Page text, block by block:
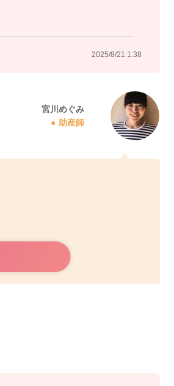
2025/8/21 1:38
宮川めぐみ
助産師
していただくといいですよ。